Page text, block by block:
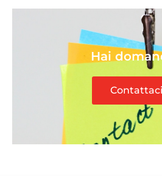
Hai
Contattaci